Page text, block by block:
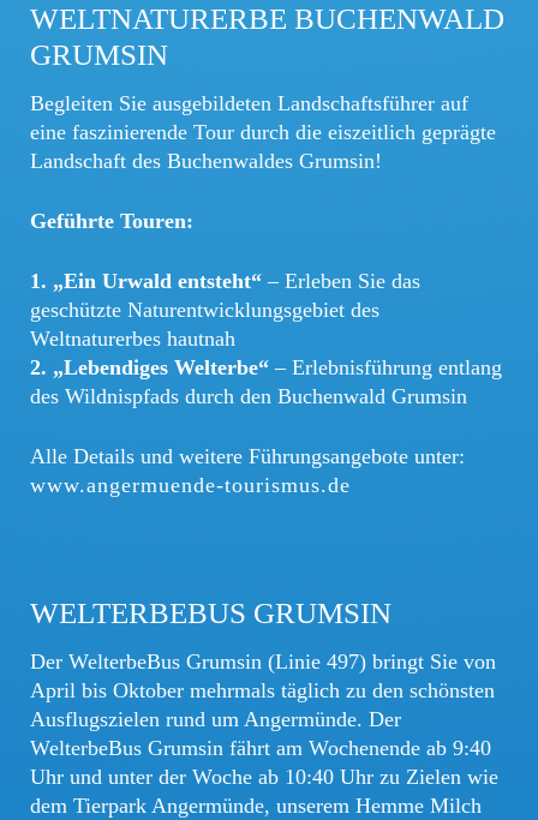
WELTNATURERBE BUCHENWALD
GRUMSIN
Begleiten Sie ausgebildeten Landschaftsführer auf
eine faszinierende Tour durch die eiszeitlich geprägte
Landschaft des Buchenwaldes Grumsin!
Geführte Touren:
1. „Ein Urwald entsteht“ – Erleben Sie das
geschützte Naturentwicklungsgebiet des
Weltnaturerbes hautnah
2. „Lebendiges Welterbe“ – Erlebnisführung entlang
des Wildnispfads durch den Buchenwald Grumsin
Alle Details und weitere Führungsangebote unter:
www.angermuende-tourismus.de
WELTERBEBUS GRUMSIN
Der WelterbeBus Grumsin (Linie 497) bringt Sie von
April bis Oktober mehrmals täglich zu den schönsten
Ausflugszielen rund um Angermünde. Der
WelterbeBus Grumsin fährt am Wochenende ab 9:40
Uhr und unter der Woche ab 10:40 Uhr zu Zielen wie
dem Tierpark Angermünde, unserem Hemme Milch